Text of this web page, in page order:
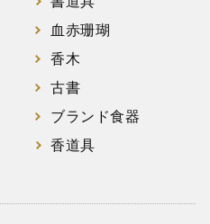
血赤珊瑚
香木
古書
ブランド食器
香道具